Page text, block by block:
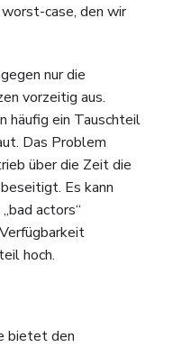
case, den wir
nur die
vorzeitig aus.
häufig ein Tauschteil
Das Problem
über die Zeit die
Es kann
actors“
hoch.
bietet den